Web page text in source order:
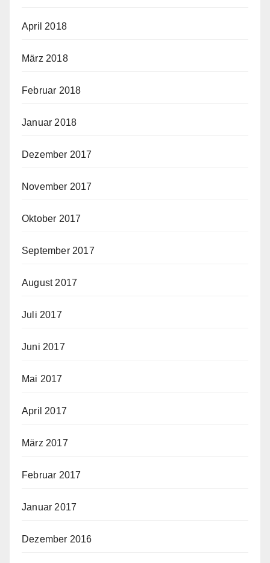
April 2018
März 2018
Februar 2018
Januar 2018
Dezember 2017
November 2017
Oktober 2017
September 2017
August 2017
Juli 2017
Juni 2017
Mai 2017
April 2017
März 2017
Februar 2017
Januar 2017
Dezember 2016